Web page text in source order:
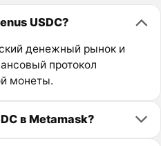
USDC?
денежный рынок и
протокол
монеты.
в Metamask?